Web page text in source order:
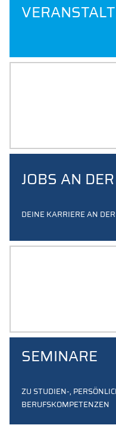
JOBS AN
DEINE KARRIERE AN
SEMINARE
ZU STUDIEN-,
BERUFSKOMPETENZEN